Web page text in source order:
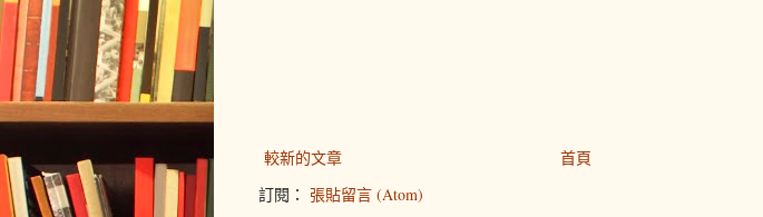
較新的文章
首頁
訂閱： 張貼留言 (Atom)